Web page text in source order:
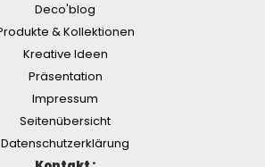
Deco'blog
& Kollektionen
Kreative Ideen
Präsentation
Impressum
Seitenübersicht
Datenschutzerklärung